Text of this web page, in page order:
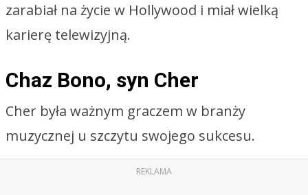
zarabiał na życie w Hollywood i miał wielką
karierę telewizyjną.
Chaz Bono, syn Cher
Cher była ważnym graczem w branży
muzycznej u szczytu swojego sukcesu.
REKLAMA